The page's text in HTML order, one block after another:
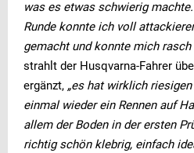
was es etwas schwierig
Runde konnte ich voll
gemacht und konnte mich rasch
strahlt der Husqvarna-Fahrer
ergänzt, „es hat wirklich
einmal wieder ein Rennen auf
allem der Boden in der ersten
richtig schön klebrig, einfach